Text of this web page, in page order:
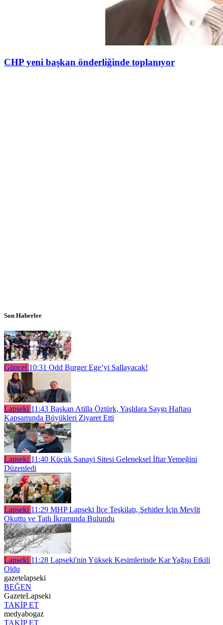
CHP yeni başkan önderliğinde toplanıyor
Son Haberler
Güncel 10:31 Odd Burger Ege’yi Sallayacak!
Lapseki 11:43 Başkan Atilla Öztürk, Yaşlılara Saygı Haftası
Kapsamında Büyükleri Ziyaret Etti
Lapseki 11:40 Küçük Sanayi Sitesi Geleneksel İftar Yemeğini
Düzenledi
Lapseki 11:29 MHP Lapseki İlçe Teşkilatı, Şehitler İçin Mevlit
Okuttu ve Tatlı İkramında Bulundu
Lapseki 11:28 Lapseki'nin Yüksek Kesimlerinde Kar Yağışı Etkili
Oldu
gazetelapseki
BEĞEN
GazeteLapseki
TAKİP ET
medyabogaz
TAKİP ET